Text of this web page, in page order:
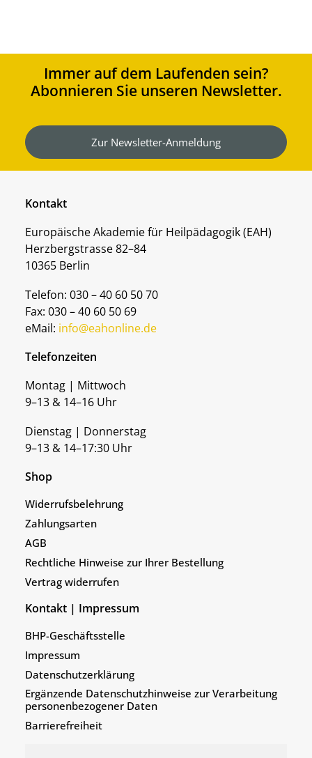
Immer auf dem Laufenden sein?
Abonnieren Sie unseren Newsletter.
Zur Newsletter-Anmeldung
Kontakt
Europäische Akademie für Heilpädagogik (EAH)
Herzbergstrasse 82–84
10365 Berlin
Telefon: 030 – 40 60 50 70
Fax: 030 – 40 60 50 69
eMail: info@eahonline.de
Telefonzeiten
Montag | Mittwoch
9–13 & 14–16 Uhr
Dienstag | Donnerstag
9–13 & 14–17:30 Uhr
Shop
Widerrufsbelehrung
Zahlungsarten
AGB
Rechtliche Hinweise zur Ihrer Bestellung
Vertrag widerrufen
Kontakt | Impressum
BHP-Geschäftsstelle
Impressum
Datenschutzerklärung
Ergänzende Datenschutzhinweise zur Verarbeitung
personenbezogener Daten
Barrierefreiheit